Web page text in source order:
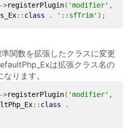
>registerPlugin( 'modifier' ,
:: class . '::sfTrim' );
関数を拡張したクラスに変更
は拡張クラス名の
ります。
>registerPlugin( 'modifier' ,
:: class
.